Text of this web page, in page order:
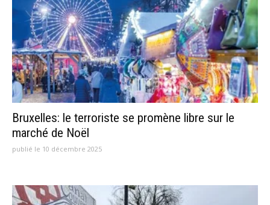
Bruxelles: le terroriste se promène libre sur le
marché de Noël
publié le 10 décembre 2025